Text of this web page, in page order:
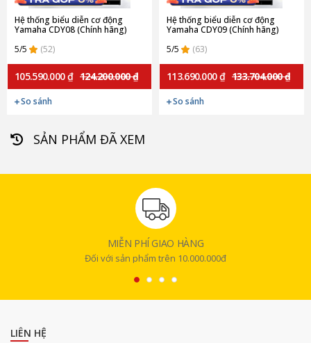
Hệ thống biểu diễn cơ động
Yamaha CDY08 (Chính hãng)
5/5
(52)
105.590.000 ₫ 124.200.000 ₫
So sánh
Hệ thống biểu diễn cơ động
Yamaha CDY09 (Chính hãng)
5/5
(63)
113.690.000 ₫ 133.704.000 ₫
So sánh
SẢN PHẨM ĐÃ XEM
MIỄN PHÍ GIAO HÀNG
Đối với sản phẩm trên 10.000.000đ
LIÊN HỆ